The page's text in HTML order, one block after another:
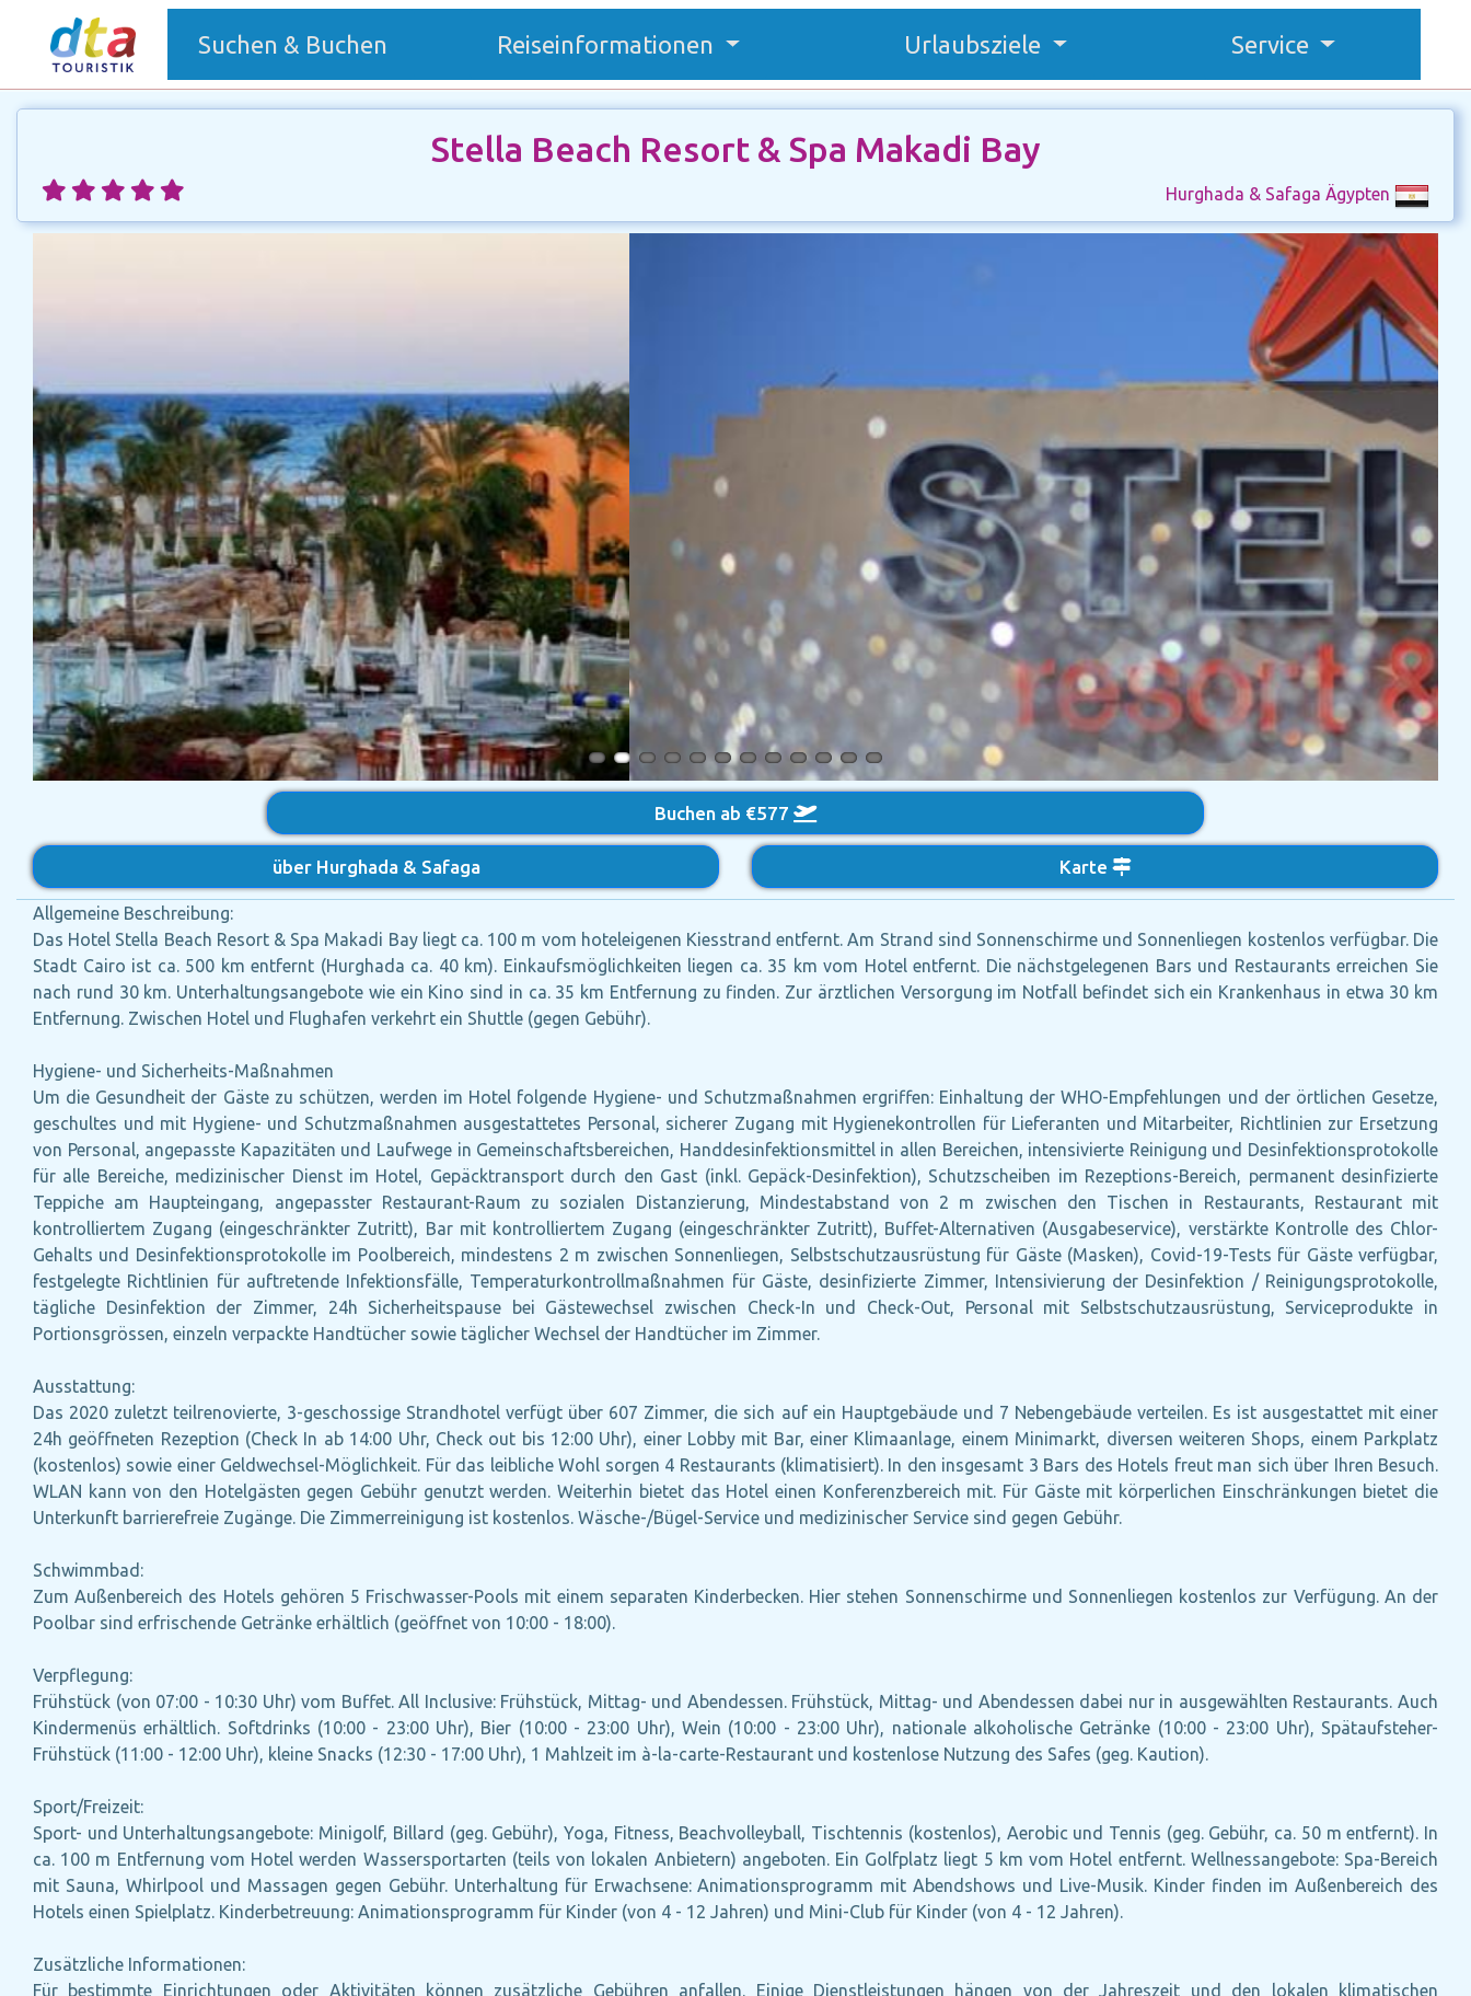
Suchen & Buchen Reiseinformationen Urlaubsziele Service
Stella Beach Resort & Spa Makadi Bay
Hurghada & Safaga Ägypten
Buchen ab €577
über Hurghada & Safaga Karte
Allgemeine Beschreibung:
Das Hotel Stella Beach Resort & Spa Makadi Bay liegt ca. 100 m vom hoteleigenen Kiesstrand entfernt. Am Strand sind Sonnenschirme und Sonnenliegen kostenlos verfügbar. Die
Stadt Cairo ist ca. 500 km entfernt (Hurghada ca. 40 km). Einkaufsmöglichkeiten liegen ca. 35 km vom Hotel entfernt. Die nächstgelegenen Bars und Restaurants erreichen Sie
nach rund 30 km. Unterhaltungsangebote wie ein Kino sind in ca. 35 km Entfernung zu finden. Zur ärztlichen Versorgung im Notfall befindet sich ein Krankenhaus in etwa 30 km
Entfernung. Zwischen Hotel und Flughafen verkehrt ein Shuttle (gegen Gebühr).
Hygiene- und Sicherheits-Maßnahmen
Um die Gesundheit der Gäste zu schützen, werden im Hotel folgende Hygiene- und Schutzmaßnahmen ergriffen: Einhaltung der WHO-Empfehlungen und der örtlichen Gesetze,
geschultes und mit Hygiene- und Schutzmaßnahmen ausgestattetes Personal, sicherer Zugang mit Hygienekontrollen für Lieferanten und Mitarbeiter, Richtlinien zur Ersetzung
von Personal, angepasste Kapazitäten und Laufwege in Gemeinschaftsbereichen, Handdesinfektionsmittel in allen Bereichen, intensivierte Reinigung und Desinfektionsprotokolle
für alle Bereiche, medizinischer Dienst im Hotel, Gepäcktransport durch den Gast (inkl. Gepäck-Desinfektion), Schutzscheiben im Rezeptions-Bereich, permanent desinfizierte
Teppiche am Haupteingang, angepasster Restaurant-Raum zu sozialen Distanzierung, Mindestabstand von 2 m zwischen den Tischen in Restaurants, Restaurant mit
kontrolliertem Zugang (eingeschränkter Zutritt), Bar mit kontrolliertem Zugang (eingeschränkter Zutritt), Buffet-Alternativen (Ausgabeservice), verstärkte Kontrolle des Chlor-
Gehalts und Desinfektionsprotokolle im Poolbereich, mindestens 2 m zwischen Sonnenliegen, Selbstschutzausrüstung für Gäste (Masken), Covid-19-Tests für Gäste verfügbar,
festgelegte Richtlinien für auftretende Infektionsfälle, Temperaturkontrollmaßnahmen für Gäste, desinfizierte Zimmer, Intensivierung der Desinfektion / Reinigungsprotokolle,
tägliche Desinfektion der Zimmer, 24h Sicherheitspause bei Gästewechsel zwischen Check-In und Check-Out, Personal mit Selbstschutzausrüstung, Serviceprodukte in
Portionsgrössen, einzeln verpackte Handtücher sowie täglicher Wechsel der Handtücher im Zimmer.
Ausstattung:
Das 2020 zuletzt teilrenovierte, 3-geschossige Strandhotel verfügt über 607 Zimmer, die sich auf ein Hauptgebäude und 7 Nebengebäude verteilen. Es ist ausgestattet mit einer
24h geöffneten Rezeption (Check In ab 14:00 Uhr, Check out bis 12:00 Uhr), einer Lobby mit Bar, einer Klimaanlage, einem Minimarkt, diversen weiteren Shops, einem Parkplatz
(kostenlos) sowie einer Geldwechsel-Möglichkeit. Für das leibliche Wohl sorgen 4 Restaurants (klimatisiert). In den insgesamt 3 Bars des Hotels freut man sich über Ihren Besuch.
WLAN kann von den Hotelgästen gegen Gebühr genutzt werden. Weiterhin bietet das Hotel einen Konferenzbereich mit. Für Gäste mit körperlichen Einschränkungen bietet die
Unterkunft barrierefreie Zugänge. Die Zimmerreinigung ist kostenlos. Wäsche-/Bügel-Service und medizinischer Service sind gegen Gebühr.
Schwimmbad:
Zum Außenbereich des Hotels gehören 5 Frischwasser-Pools mit einem separaten Kinderbecken. Hier stehen Sonnenschirme und Sonnenliegen kostenlos zur Verfügung. An der
Poolbar sind erfrischende Getränke erhältlich (geöffnet von 10:00 - 18:00).
Verpflegung:
Frühstück (von 07:00 - 10:30 Uhr) vom Buffet. All Inclusive: Frühstück, Mittag- und Abendessen. Frühstück, Mittag- und Abendessen dabei nur in ausgewählten Restaurants. Auch
Kindermenüs erhältlich. Softdrinks (10:00 - 23:00 Uhr), Bier (10:00 - 23:00 Uhr), Wein (10:00 - 23:00 Uhr), nationale alkoholische Getränke (10:00 - 23:00 Uhr), Spätaufsteher-
Frühstück (11:00 - 12:00 Uhr), kleine Snacks (12:30 - 17:00 Uhr), 1 Mahlzeit im à-la-carte-Restaurant und kostenlose Nutzung des Safes (geg. Kaution).
Sport/Freizeit:
Sport- und Unterhaltungsangebote: Minigolf, Billard (geg. Gebühr), Yoga, Fitness, Beachvolleyball, Tischtennis (kostenlos), Aerobic und Tennis (geg. Gebühr, ca. 50 m entfernt). In
ca. 100 m Entfernung vom Hotel werden Wassersportarten (teils von lokalen Anbietern) angeboten. Ein Golfplatz liegt 5 km vom Hotel entfernt. Wellnessangebote: Spa-Bereich
mit Sauna, Whirlpool und Massagen gegen Gebühr. Unterhaltung für Erwachsene: Animationsprogramm mit Abendshows und Live-Musik. Kinder finden im Außenbereich des
Hotels einen Spielplatz. Kinderbetreuung: Animationsprogramm für Kinder (von 4 - 12 Jahren) und Mini-Club für Kinder (von 4 - 12 Jahren).
Zusätzliche Informationen:
Für bestimmte Einrichtungen oder Aktivitäten können zusätzliche Gebühren anfallen. Einige Dienstleistungen hängen von der Jahreszeit und den lokalen klimatischen